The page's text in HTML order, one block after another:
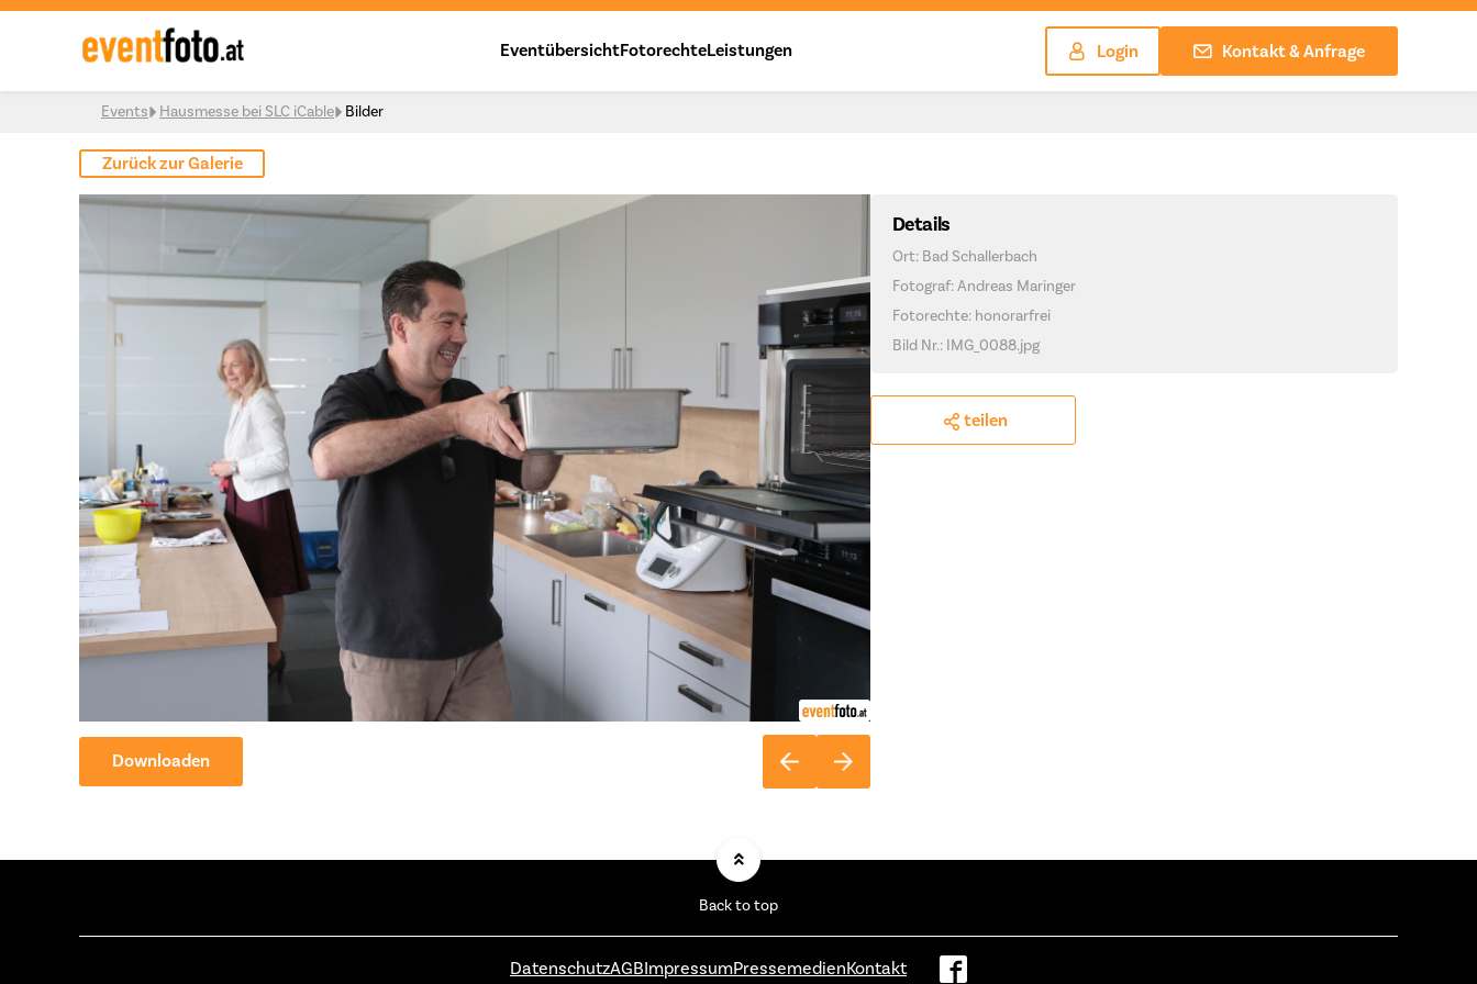
Skip to content
EventübersichtFotorechteLeistungen Login Kontakt & Anfrage
Events Hausmesse bei SLC iCable Bilder
Zurück zur Galerie
Downloaden
Details
Ort: Bad Schallerbach
Fotograf: Andreas Maringer
Fotorechte: honorarfrei
Bild Nr.: IMG_0088.jpg
teilen
Back to top
DatenschutzAGBImpressumPressemedienKontakt